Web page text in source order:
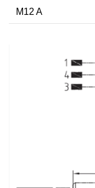
M12 A